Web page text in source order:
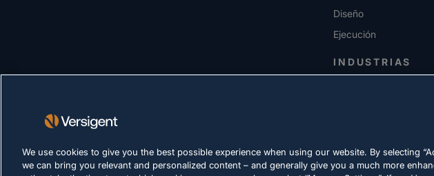
Diseño
Ejecución
INDUSTRIAS
We use cookies to give you the best possible experience when using our website. By selecting
we can bring you relevant and personalized content – and generally give you a much more